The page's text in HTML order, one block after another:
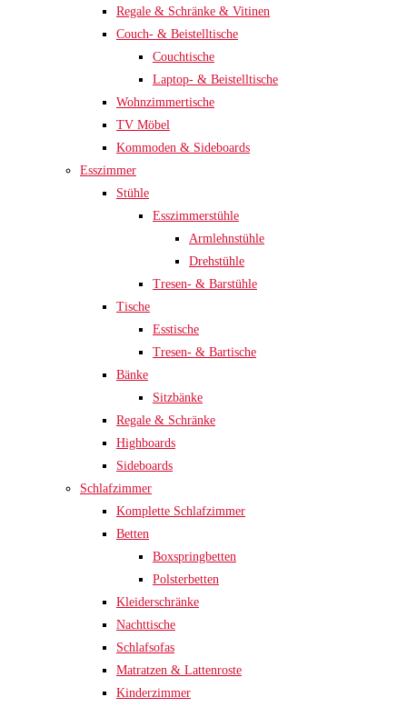
Regale & Schränke & Vitinen
Couch- & Beistelltische
Couchtische
Laptop- & Beistelltische
Wohnzimmertische
TV Möbel
Kommoden & Sideboards
Esszimmer
Stühle
Esszimmerstühle
Armlehnstühle
Drehstühle
Tresen- & Barstühle
Tische
Esstische
Tresen- & Bartische
Bänke
Sitzbänke
Regale & Schränke
Highboards
Sideboards
Schlafzimmer
Komplette Schlafzimmer
Betten
Boxspringbetten
Polsterbetten
Kleiderschränke
Nachttische
Schlafsofas
Matratzen & Lattenroste
Kinderzimmer